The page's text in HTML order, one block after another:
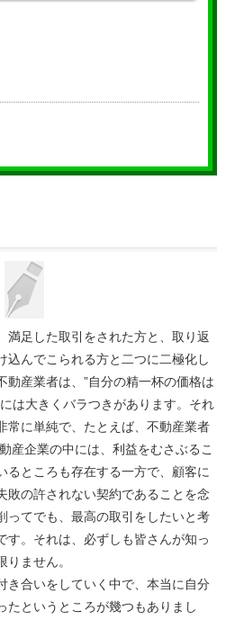
満足した取引をされた方と、取り返
込んでこられる方と二つに二極化し
動産業者は、”自分の精一杯の価格は
は大きくバラつきがあります。それ
常に単純で、たとえば、不動産業者
産企業の中には、利益をむさぶるこ
るところも存在する一方で、顧客に
敗の許されない契約であることを念
ってでも、最高の取引をしたいと考
す。それは、必ずしも皆さんが知っ
ません。
き合いをしていく中で、本当に自分
たというところが幾つもありまし